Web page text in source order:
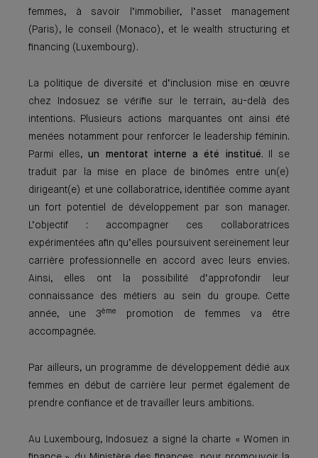
femmes, à savoir l’immobilier, l’asset management
(Paris), le conseil (Monaco), et le wealth structuring et
financing (Luxembourg).
La politique de diversité et d’inclusion mise en œuvre
chez Indosuez se vérifie sur le terrain, au-delà des
intentions. Plusieurs actions marquantes ont ainsi été
menées notamment pour renforcer le leadership féminin.
Parmi elles,un mentorat interne a été institué. Il se
traduit par la mise en place de binômes entre un(e)
dirigeant(e) et une collaboratrice, identifiée comme ayant
un fort potentiel de développement par son manager.
L’objectif : accompagner ces collaboratrices
expérimentées afin qu’elles poursuivent sereinement leur
carrière professionnelle en accord avec leurs envies.
Ainsi, elles ont la possibilité d’approfondir leur
connaissance des métiers au sein du groupe. Cette
année, une 3ème
promotion de femmes va être
accompagnée.
Par ailleurs, un programme de développement dédié aux
femmes en début de carrière leur permet également de
prendre confiance et de travailler leurs ambitions.
Au Luxembourg, Indosuez a signé la charte « Women in